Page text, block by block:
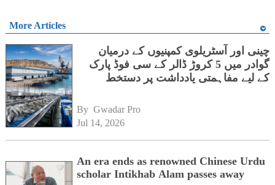
More Articles
چینی اور آسٹریلوی کمپنیوں کے درمیان
گوادر میں 5 کروڑ ڈالر کے سی فوڈ پارک
کے لیے مفاہمتی یادداشت پر دستخط
By Gwadar Pro
Jul 14, 2026
An era ends as renowned Chinese Urdu
scholar Intikhab Alam passes away